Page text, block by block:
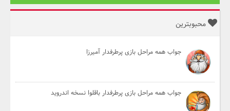
محبوبترین
جواب همه مراحل بازی پرطرفدار آمیرزا
جواب همه مراحل بازی پرطرفدار باقلوا نسخه اندروید